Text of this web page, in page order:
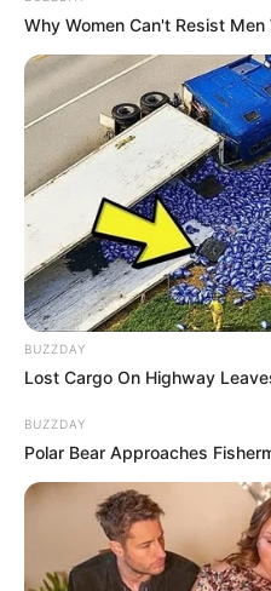
Why Women Can't Resist
BUZZDAY
Lost Cargo On Highway
BUZZDAY
Polar Bear Approaches